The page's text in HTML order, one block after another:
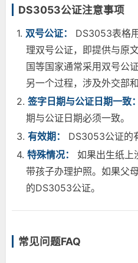
DS3053公证注意事项
1. 双号公证：
DS3053表格
理双号公证，即提供与原
国等国家通常采用双号公
另一个过程，涉及外交部
2. 签字日期与公证日期一致：
期与公证日期必须一致。
3. 有效期： DS3053公证的
4. 特殊情况：
如果出生纸上
带孩子办理护照。如果父
的DS3053公证。
常见问题FAQ